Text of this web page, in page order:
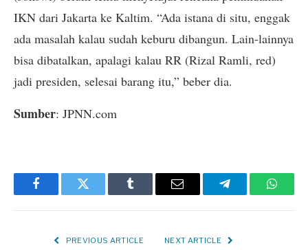
IKN dari Jakarta ke Kaltim. “Ada istana di situ, enggak
ada masalah kalau sudah keburu dibangun. Lain-lainnya
bisa dibatalkan, apalagi kalau RR (Rizal Ramli, red)
jadi presiden, selesai barang itu,” beber dia.
Sumber: JPNN.com
FacebookTwitter Tumblr Email Telegram
PREVIOUS ARTICLE NEXT ARTICLE